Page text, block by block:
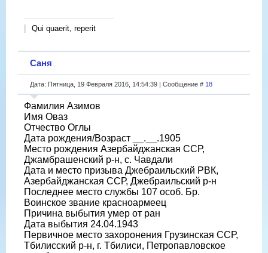
Qui quaerit, reperit
Саня
Дата: Пятница, 19 Февраля 2016, 14:54:39 | Сообщение # 18
Фамилия Азимов
Имя Оваз
Отчество Оглы
Дата рождения/Возраст __.__.1905
Место рождения Азербайджанская ССР,
Джамбрашенский р-н, с. Чавдали
Дата и место призыва Джебраильский РВК,
Азербайджанская ССР, Джебраильский р-н
Последнее место службы 107 особ. Бр.
Воинское звание красноармеец
Причина выбытия умер от ран
Дата выбытия 24.04.1943
Первичное место захоронения Грузинская ССР,
Тбилисский р-н, г. Тбилиси, Петропавловское